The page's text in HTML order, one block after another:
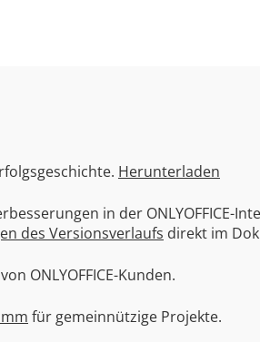
Herunterladen
in der ONLYOFFICE-
des Versionsverlaufs direkt im
von ONLYOFFICE-Kunden.
für gemeinnützige Projekte.